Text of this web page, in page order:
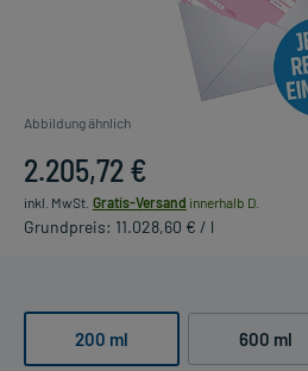
Abbildung ähnlich
2.205,72 €
inkl. MwSt. Gratis-Versand innerhalb D.
Grundpreis: 11.028,60 € / l
200 ml 600 ml